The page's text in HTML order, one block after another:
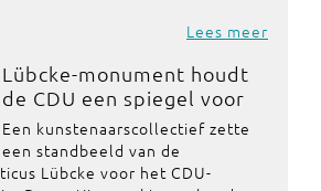
Lees meer
Lübcke-monument houdt
de CDU een spiegel voor
Een kunstenaarscollectief zette
een standbeeld van de
Lübcke voor het CDU-